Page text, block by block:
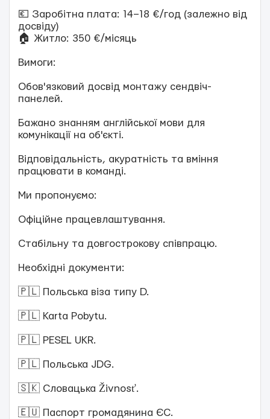
💶 Заробітна плата: 14–18 €/год (залежно від
досвіду)
🏠 Житло: 350 €/місяць
Вимоги:
Обов'язковий досвід монтажу сендвіч-
панелей.
Бажано знанням англійської мови для
комунікації на об'єкті.
Відповідальність, акуратність та вміння
працювати в команді.
Ми пропонуємо:
Офіційне працевлаштування.
Стабільну та довгострокову співпрацю.
Необхідні документи:
🇵🇱 Польська віза типу D.
🇵🇱 Karta Pobytu.
🇵🇱 PESEL UKR.
🇵🇱 Польська JDG.
🇸🇰 Словацька Živnosť.
🇪🇺 Паспорт громадянина ЄС.